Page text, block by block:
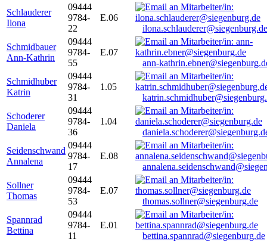
Schlauderer
Ilona
09444
9784-
22
E.06
ilona.schlauderer@siegenburg.de
Schmidbauer
Ann-Kathrin
09444
9784-
55
E.07
ann-
Schmidhuber
Katrin
09444
9784-
31
1.05
Schoderer
Daniela
09444
9784-
36
1.04
Seidenschwand
Annalena
09444
9784-
17
E.08
Sollner
Thomas
09444
9784-
53
E.07
thomas.sollner@siegenburg.de
Spannrad
Bettina
09444
9784-
11
E.01
bettina.spannrad@siegenburg.de